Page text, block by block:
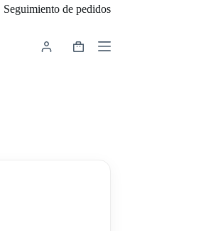
Seguimiento de pedidos
Carro